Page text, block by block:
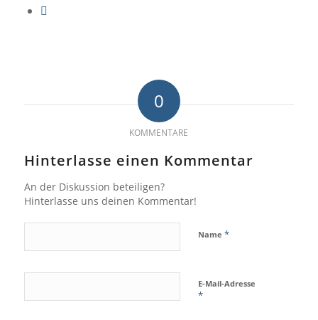
0
KOMMENTARE
Hinterlasse einen Kommentar
An der Diskussion beteiligen?
Hinterlasse uns deinen Kommentar!
Name *
E-Mail-Adresse
*